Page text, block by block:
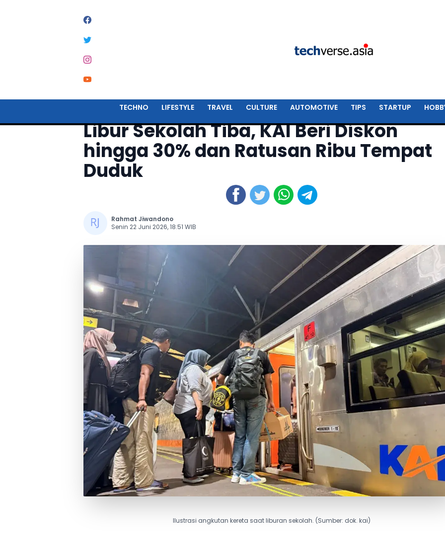
TECHNO LIFESTYLE TRAVEL CULTURE AUTOMOTIVE TIPS STARTUP
Libur Sekolah Tiba, KAI Beri Diskon
hingga 30% dan Ratusan Ribu Tempat
Duduk
Rahmat Jiwandono
Senin 22 Juni 2026, 18:51 WIB
Ilustrasi angkutan kereta saat liburan sekolah. (Sumber: dok. kai)